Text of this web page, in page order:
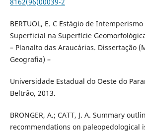
BERTUOL, E. C Estágio de
Superficial na Superfície
– Planalto das Araucárias. Dissertação
Geografia) –
Universidade Estadual do Oeste do
Beltrão, 2013.
BRONGER, A.; CATT, J. A. Summary
recommendations on paleopedological